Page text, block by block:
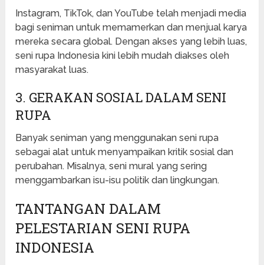
Instagram, TikTok, dan YouTube telah menjadi media
bagi seniman untuk memamerkan dan menjual karya
mereka secara global. Dengan akses yang lebih luas,
seni rupa Indonesia kini lebih mudah diakses oleh
masyarakat luas.
3. GERAKAN SOSIAL DALAM SENI
RUPA
Banyak seniman yang menggunakan seni rupa
sebagai alat untuk menyampaikan kritik sosial dan
perubahan. Misalnya, seni mural yang sering
menggambarkan isu-isu politik dan lingkungan.
TANTANGAN DALAM
PELESTARIAN SENI RUPA
INDONESIA